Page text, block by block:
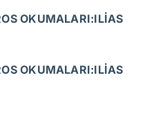
OKUMALARI:ILİAS
OKUMALARI:ILİAS